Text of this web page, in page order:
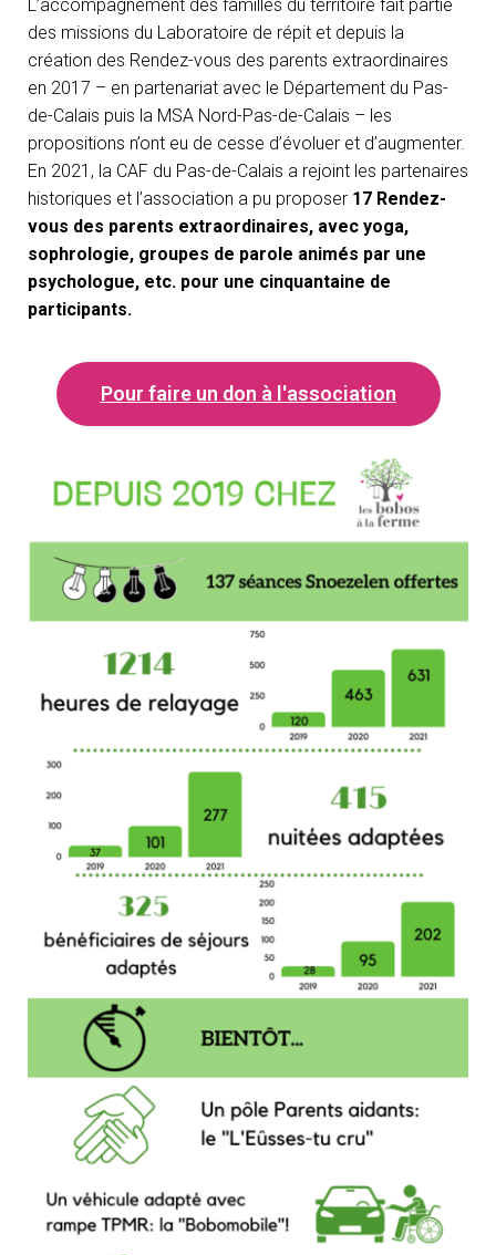
L’accompagnement des familles du territoire fait partie
des missions du Laboratoire de répit et depuis la
création des Rendez-vous des parents extraordinaires
en 2017 – en partenariat avec le Département du Pas-
de-Calais puis la MSA Nord-Pas-de-Calais – les
propositions n’ont eu de cesse d’évoluer et d’augmenter.
En 2021, la CAF du Pas-de-Calais a rejoint les partenaires
historiques et l’association a pu proposer 17 Rendez-
vous des parents extraordinaires, avec yoga,
sophrologie, groupes de parole animés par une
psychologue, etc. pour une cinquantaine de
participants.
Pour faire un don à l'association